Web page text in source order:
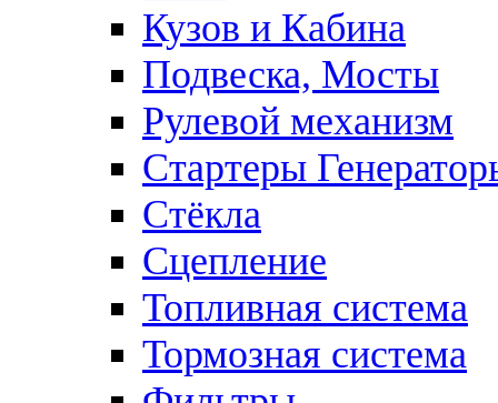
Кузов и Кабина
Подвеска, Мосты
Рулевой механизм
Стартеры
Стёкла
Сцепление
Топливная система
Тормозная система